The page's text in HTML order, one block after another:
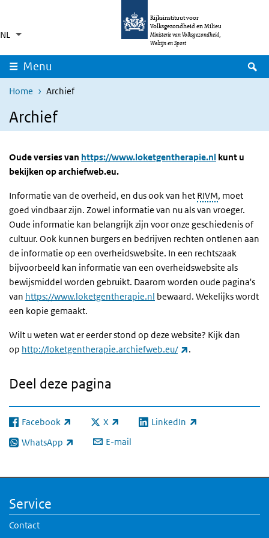
Overslaan en naar de inhoud gaan
Rijksinstituut voor
Volksgezondheid en Milieu
Ministerie van Volksgezondheid,
Welzijn en Sport
NL Taalkeuze
Aanvullende acties weergeven
Ingeklapt
Menu
Home Archief
Archief
Oude versies van https://www.loketgentherapie.nl kunt u
bekijken op archiefweb.eu.
Informatie van de overheid, en dus ook van het RIVM, moet
goed vindbaar zijn. Zowel informatie van nu als van vroeger.
Oude informatie kan belangrijk zijn voor onze geschiedenis of
cultuur. Ook kunnen burgers en bedrijven rechten ontlenen aan
de informatie op een overheidswebsite. In een rechtszaak
bijvoorbeeld kan informatie van een overheidswebsite als
bewijsmiddel worden gebruikt. Daarom worden oude pagina's
van https://www.loketgentherapie.nl bewaard. Wekelijks wordt
een kopie gemaakt.
Wilt u weten wat er eerder stond op deze website? Kijk dan
op http://loketgentherapie.archiefweb.eu/ (externe link)
.
Deel deze pagina
Facebook
(externe link) X
(externe link) LinkedIn
(externe link)
WhatsApp
(externe link) E-mail
Service
Contact